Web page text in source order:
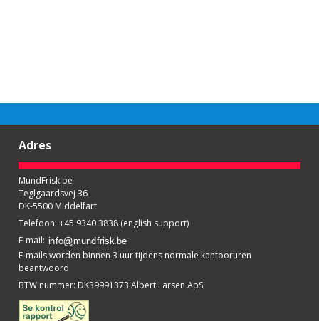
Adres
MundFrisk.be
Teglgaardsvej 36
DK-5500 Middelfart
Telefoon: +45 9340 3838 (english support)
E-mail:
E-mails worden binnen 3 uur tijdens normale kantooruren
beantwoord
BTW nummer: DK39991373 Albert Larsen ApS